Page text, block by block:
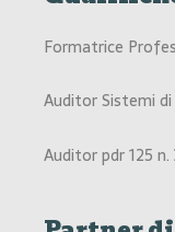
Formatrice
Auditor Sistemi di
Auditor pdr 125 n.